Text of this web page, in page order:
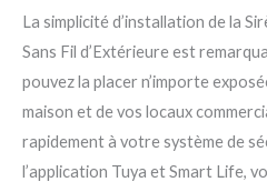
La simplicité d’installation de la
Sans Fil d’Extérieure est
pouvez la placer n’importe
maison et de vos locaux
rapidement à votre système de
l’application Tuya et Smart Life,